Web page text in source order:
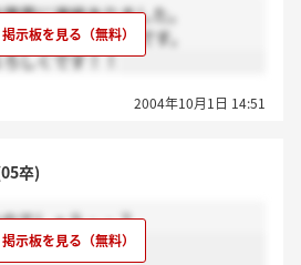
帯に連絡ありました。
時からあるそうです。
しくです！！
2004年10月1日 14:51
卒)
でしょう・・？
ゃいますか？？